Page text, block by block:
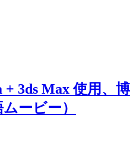
+ 3ds Max 使用、博
ービー）